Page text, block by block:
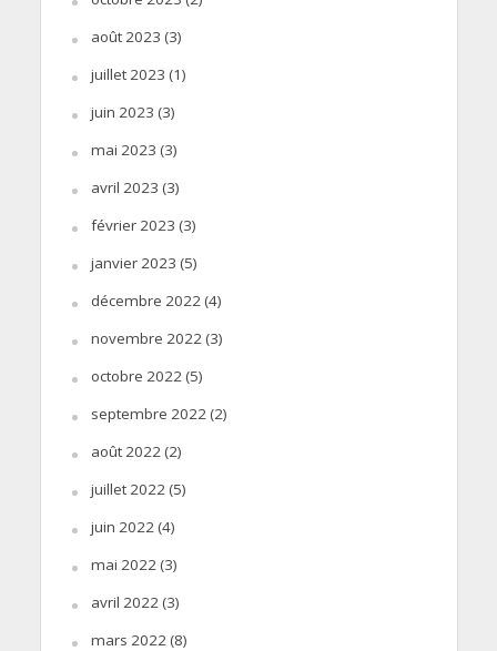
août 2023 (3)
juillet 2023 (1)
juin 2023 (3)
mai 2023 (3)
avril 2023 (3)
février 2023 (3)
janvier 2023 (5)
décembre 2022(4)
novembre 2022(3)
octobre 2022(5)
septembre 2022(2)
août 2022(2)
juillet 2022(5)
juin 2022(4)
mai 2022(3)
avril 2022(3)
mars 2022(8)